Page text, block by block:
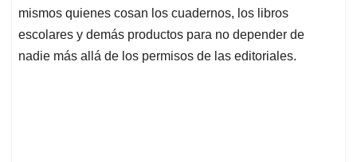
mismos quienes cosan los cuadernos, los libros
escolares y demás productos para no depender de
nadie más allá de los permisos de las editoriales.